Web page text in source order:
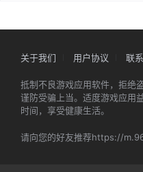
关于我们 用户协议 联
抵制不良游戏应用软件，拒绝
谨防受骗上当。适度游戏应用
时间，享受健康生活。
请向您的好友推荐https://